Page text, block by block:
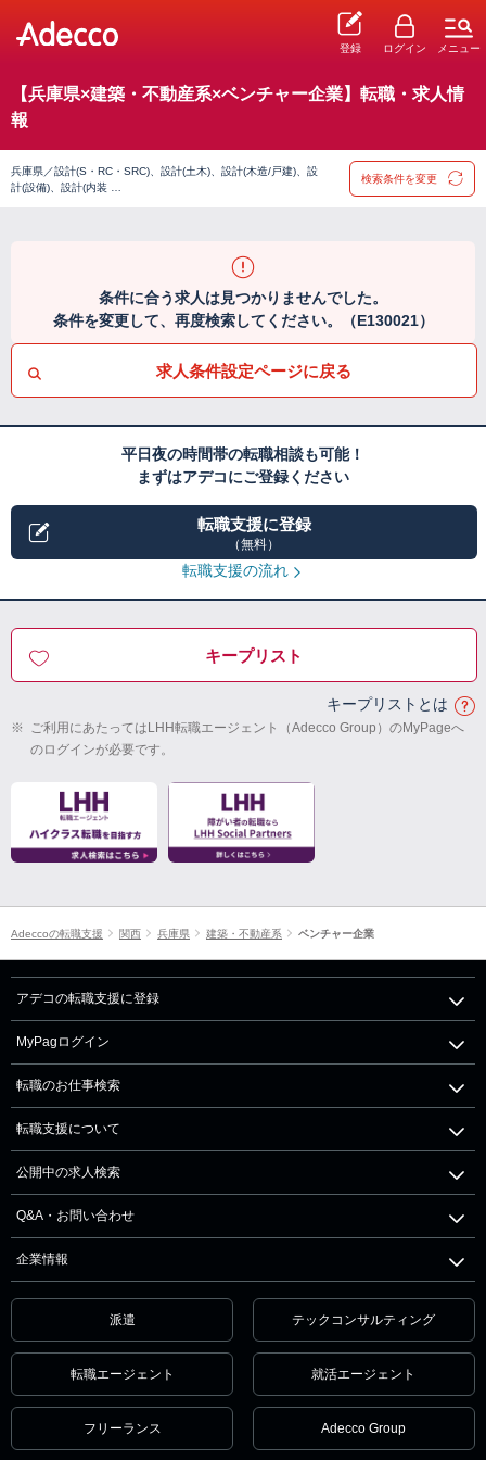
登録 ログイン メニュー
【兵庫県×建築・不動産系×ベンチャー企業】転職・求人情
報
兵庫県／設計(S・RC・SRC)、設計(土木)、設計(木造/戸建)、設
計(設備)、設計(内装 …
検索条件を変更
条件に合う求人は見つかりませんでした。
条件を変更して、再度検索してください。（E130021）
求人条件設定ページに戻る
平日夜の時間帯の転職相談も可能！
まずはアデコにご登録ください
転職支援に登録
（無料）
転職支援の流れ
キープリスト
キープリストとは
※ ご利用にあたってはLHH転職エージェント（Adecco Group）のMyPageへ
のログインが必要です。
Adeccoの転職支援 関西 兵庫県 建築・不動産系 ベンチャー企業
アデコの転職支援に登録
MyPagログイン
転職のお仕事検索
転職支援について
公開中の求人検索
Q&A・お問い合わせ
企業情報
派遣 テックコンサルティング
転職エージェント 就活エージェント
フリーランス Adecco Group